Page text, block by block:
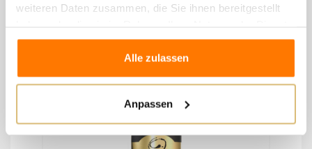
weiteren Daten zusammen, die Sie ihnen bereitgestellt
gesammelt haben.
Alle zulassen
Anpassen